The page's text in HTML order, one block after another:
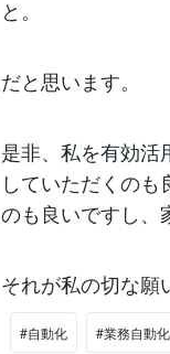
と。
だと思います。
是非、私を有効活
していただくの
のも良いですし、
それが私の切な願
#自動化 #業務自動化